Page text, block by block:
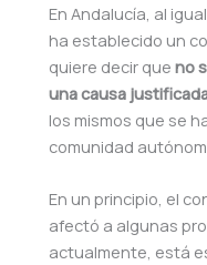
En Andalucía, al
ha establecido un
quiere decir que no
una causa
los mismos que se
comunidad
En un principio, el
afectó a algunas
actualmente, está